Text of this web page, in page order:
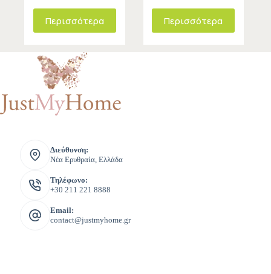
Περισσότερα Περισσότερα
Διεύθυνση:
Νέα Ερυθραία, Ελλάδα
Τηλέφωνο:
+30 211 221 8888
Email:
contact@justmyhome.gr